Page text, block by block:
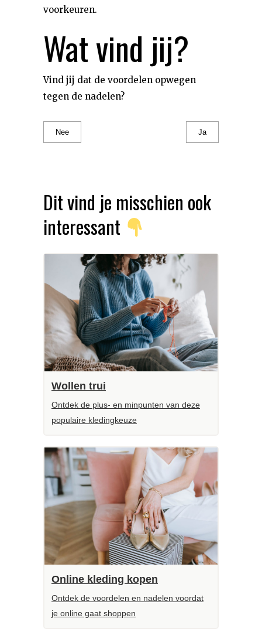
voorkeuren.
Wat vind jij?
Vind jij dat de voordelen opwegen
tegen de nadelen?
Nee Ja
Dit vind je misschien ook
interessant
Wollen trui
Ontdek de plus- en minpunten van deze
populaire kledingkeuze
Online kleding kopen
Ontdek de voordelen en nadelen voordat
je online gaat shoppen